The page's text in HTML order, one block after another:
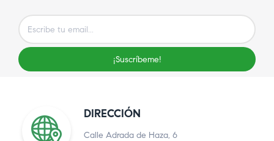
¡Suscríbeme!
DIRECCIÓN
Calle Adrada de Haza, 6